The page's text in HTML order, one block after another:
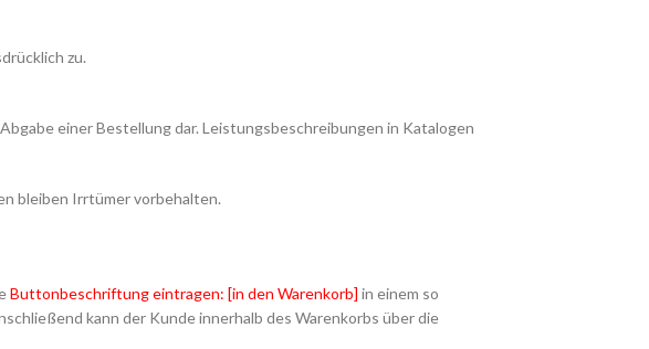
zu.
einer Bestellung dar. Leistungsbeschreibungen in Katalogen
bleiben Irrtümer vorbehalten.
Buttonbeschriftung eintragen: [in den Warenkorb] in einem so
kann der Kunde innerhalb des Warenkorbs über die